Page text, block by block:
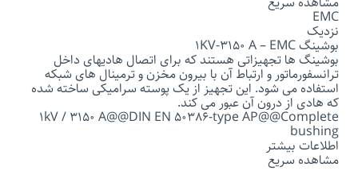
EMC
نزدیک
بوشینگ 1KV-3150 A – EMC
بوشینگ ها تجهیزاتی هستند که برای اتصال هادیهای داخل
ترانسفورماتور و ارتباط آن با بیرون مخزن و ترمینال های شبکه
استفاده می شود. این تجهیز از یک پوسته سرامیکی ساخته شده
که هادی از درون آن عبور می کند.
1kV / 3150 A‎@@DIN EN 50386-type AP@@Complete
bushing
اطلاعات بیشتر
مشاهده سریع